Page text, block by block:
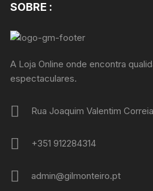
SOBRE :
A Loja Online onde encontra
espectaculares.
Rua Joaquim Valentim
+351 912284314
admin@gilmonteiro.pt